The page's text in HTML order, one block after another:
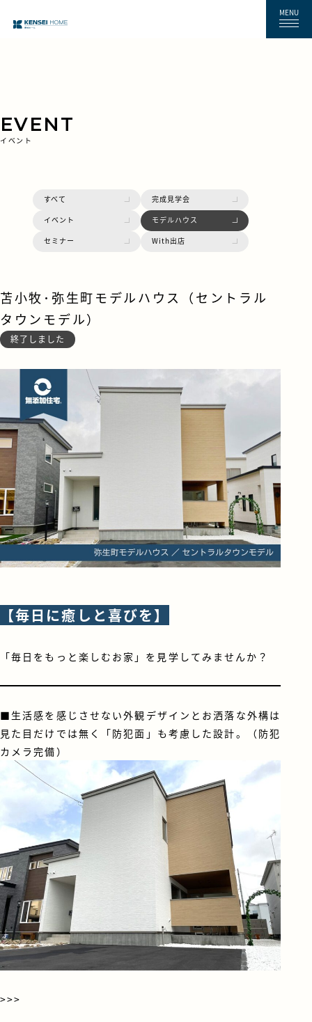
MENU
EVENT
イベント
すべて
完成見学会
イベント
モデルハウス
セミナー
With出店
苫小牧･弥生町モデルハウス（セントラル
タウンモデル）
終了しました
【毎日に癒しと喜びを】
「毎日をもっと楽しむお家」を見学してみませんか？
■生活感を感じさせない外観デザインとお洒落な外構は
見た目だけでは無く「防犯面」も考慮した設計。（防犯
カメラ完備）
>>>